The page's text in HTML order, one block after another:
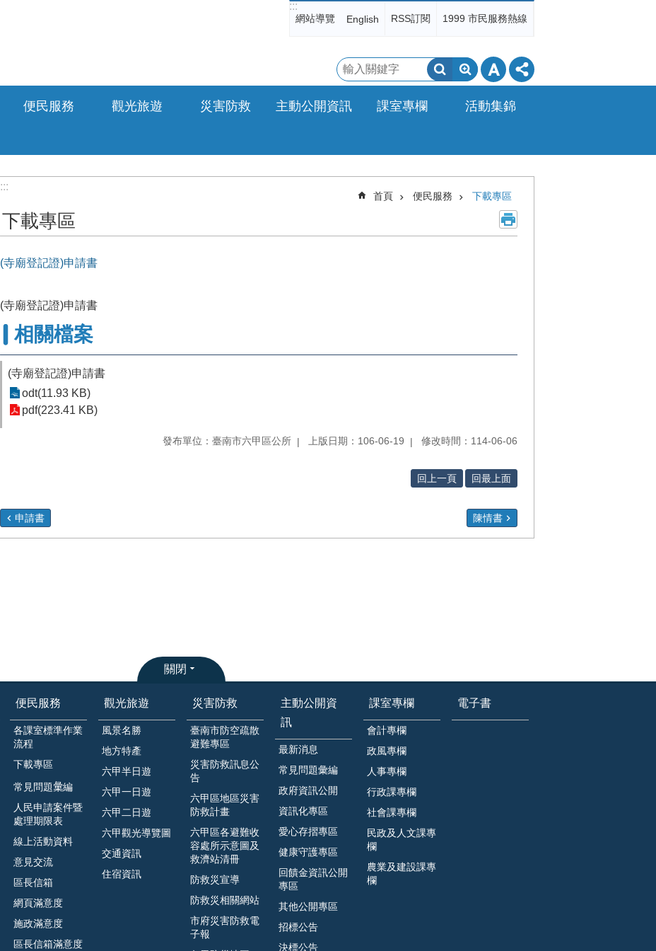
:::
網站導覽 English RSS訂閱 1999 市民服務熱線
搜
尋
便民服務 觀光旅遊 災害防救 主動公開資訊 課室專欄 活動集錦
:::
首頁 便民服務 下載專區
下載專區
(寺廟登記證)申請書
(寺廟登記證)申請書
相關檔案
(寺廟登記證)申請書
odt(11.93 KB)
pdf(223.41 KB)
發布單位：臺南市六甲區公所 上版日期：106-06-19 修改時間：114-06-06
回上一頁 回最上面
申請書 陳情書
關閉
便民服務
各課室標準作業
流程
下載專區
常見問題𢑥編
人民申請案件暨
處理期限表
線上活動資料
意見交流
區長信箱
網頁滿意度
施政滿意度
區長信箱滿意度
觀光旅遊
風景名勝
地方特產
六甲半日遊
六甲一日遊
六甲二日遊
六甲觀光導覽圖
交通資訊
住宿資訊
災害防救
臺南市防空疏散
避難專區
災害防救訊息公
告
六甲區地區災害
防救計畫
六甲區各避難收
容處所示意圖及
救濟站清冊
防救災宣導
防救災相關網站
市府災害防救電
子報
主動公開資
訊
最新消息
常見問題彙編
政府資訊公開
資訊化專區
愛心存摺專區
健康守護專區
回饋金資訊公開
專區
其他公開專區
招標公告
決標公告
課室專欄
會計專欄
政風專欄
人事專欄
行政課專欄
社會課專欄
民政及人文課專
欄
農業及建設課專
欄
電子書